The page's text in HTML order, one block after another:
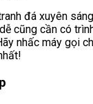
đá xuyên
cũng cần có
nhấc máy gọi